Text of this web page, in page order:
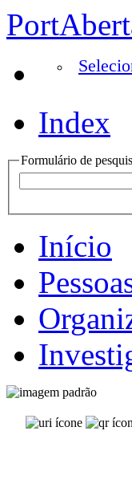
Index
Formulário de
Início